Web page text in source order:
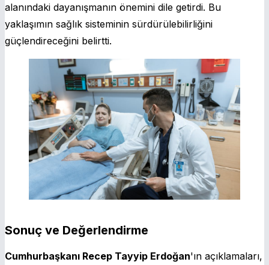
alanındaki dayanışmanın önemini dile getirdi. Bu
yaklaşımın sağlık sisteminin sürdürülebilirliğini
güçlendireceğini belirtti.
Sonuç ve Değerlendirme
Cumhurbaşkanı Recep Tayyip Erdoğan'ın açıklamaları,